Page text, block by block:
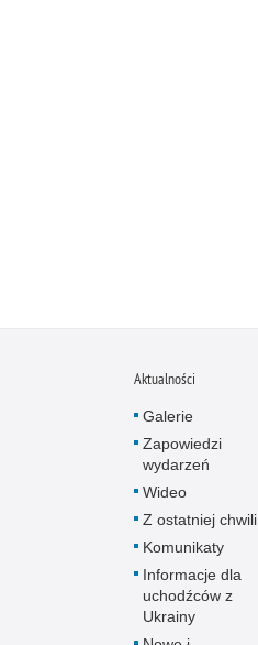
Aktualności
Galerie
Zapowiedzi
wydarzeń
Wideo
Z ostatniej chwili
Komunikaty
Informacje dla
uchodźców z
Ukrainy